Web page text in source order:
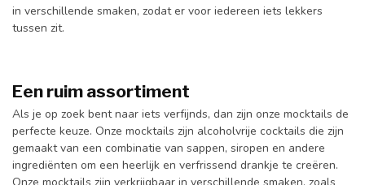
in verschillende smaken, zodat er voor iedereen iets lekkers
tussen zit.
Een ruim assortiment
Als je op zoek bent naar iets verfijnds, dan zijn onze mocktails de
perfecte keuze. Onze mocktails zijn alcoholvrije cocktails die zijn
gemaakt van een combinatie van sappen, siropen en andere
ingrediënten om een ​​heerlijk en verfrissend drankje te creëren.